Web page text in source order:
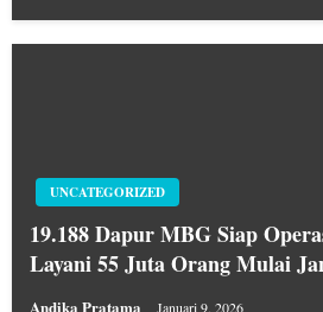
UNCATEGORIZED
19.188 Dapur MBG Siap
Layani 55 Juta Orang Mulai
Andika Pratama Januari 9, 2026